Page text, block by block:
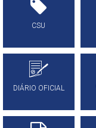
CSU
DIÁRIO OFICIAL